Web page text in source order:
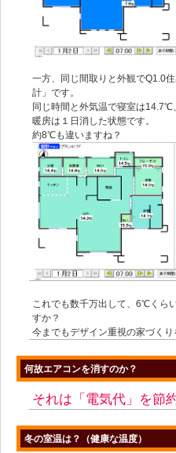
一方、同じ間取りと外観でQ1.0
計」です。
同じ時間と外気温で寝室は14.7℃
暖房は１日消した状態です。
約8℃も違いますね？
これでも数千万出して、6℃くら
すか？
今までもデザイン重視の家づく
何故エアコンを消すのか？
それは「電気代」を節
冬の室温は？（健康な温度）